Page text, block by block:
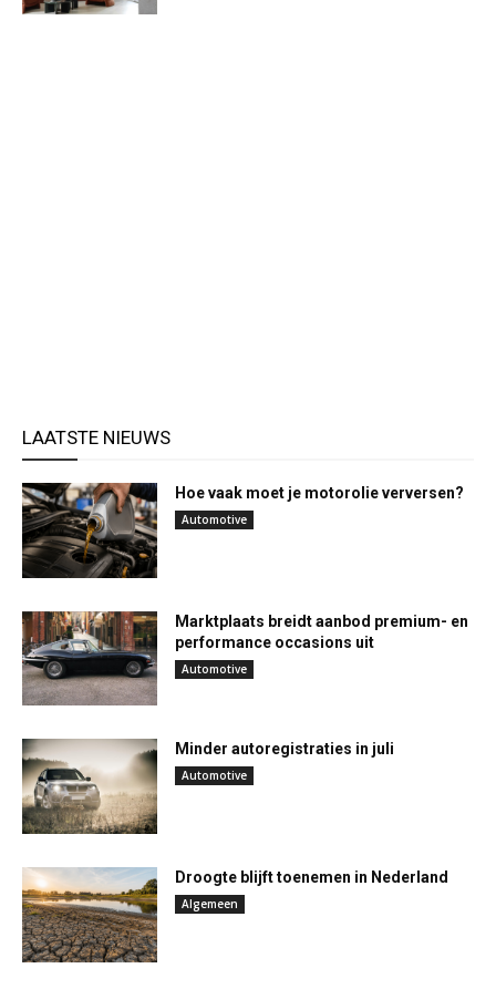
LAATSTE NIEUWS
Hoe vaak moet je motorolie verversen?
Automotive
Marktplaats breidt aanbod premium- en
performance occasions uit
Automotive
Minder autoregistraties in juli
Automotive
Droogte blijft toenemen in Nederland
Algemeen